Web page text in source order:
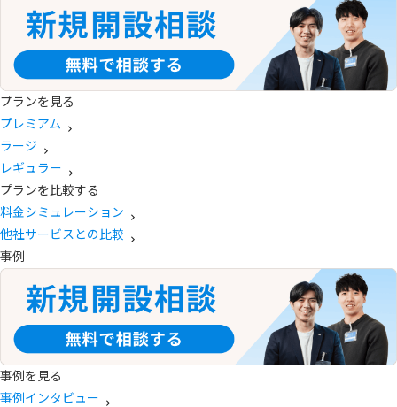
プランを見る
プレミアム
ラージ
レギュラー
プランを比較する
料金シミュレーション
他社サービスとの比較
事例
事例を見る
事例インタビュー